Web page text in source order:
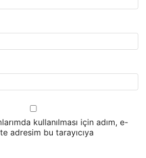
kullanılması için adım, e-
adresim bu tarayıcıya